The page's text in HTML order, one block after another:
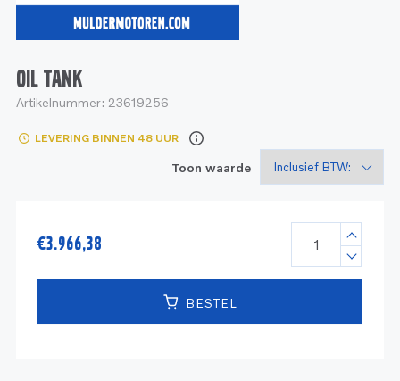
Motoren
Onderdelen
Service
Motoren
Service en onderhoud
Reman - Bedrijfsvaart
OIL TANK
Artikelnummer: 23619256
LEVERING BINNEN 48 UUR
Toon waarde
€3.966,38
BESTEL